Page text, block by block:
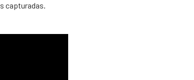
capturadas.